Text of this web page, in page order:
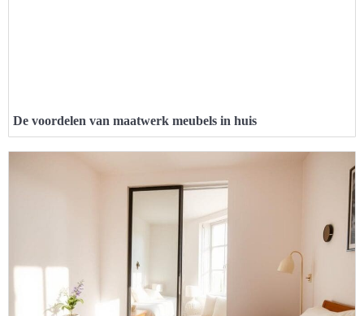
De voordelen van maatwerk meubels in huis